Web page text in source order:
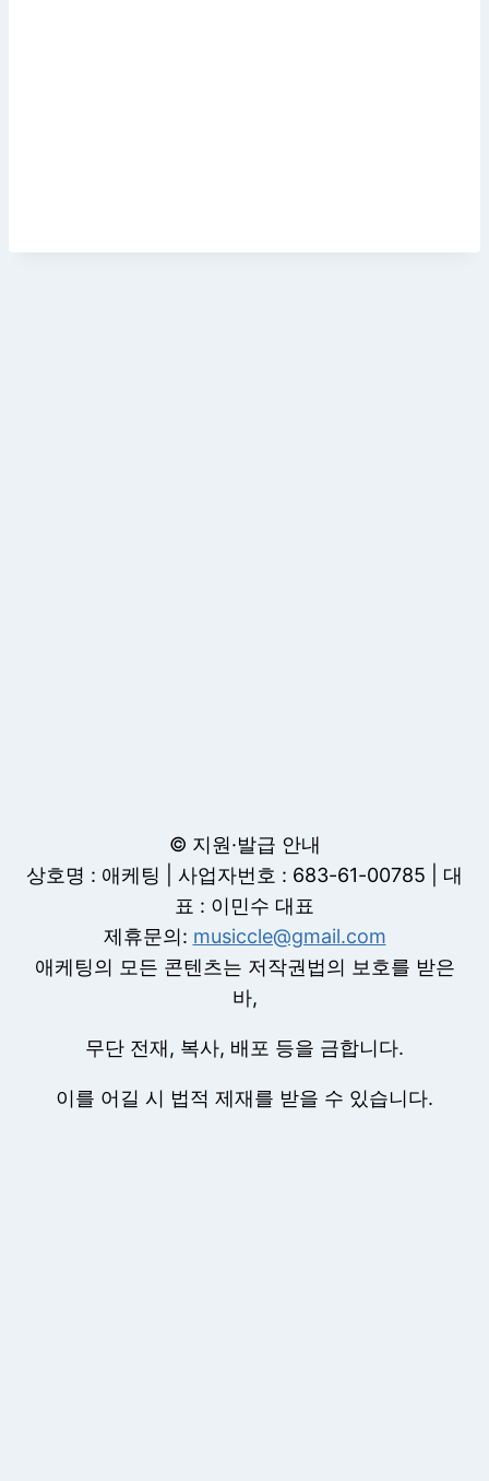
© 지원·발급 안내
상호명 : 애케팅 | 사업자번호 : 683-61-00785 | 대
표 : 이민수 대표
제휴문의: musiccle@gmail.com
애케팅의 모든 콘텐츠는 저작권법의 보호를 받은
바,
무단 전재, 복사, 배포 등을 금합니다.
이를 어길 시 법적 제재를 받을 수 있습니다.